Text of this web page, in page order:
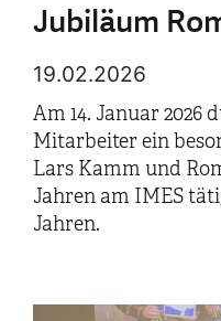
Jubiläum
19.02.2026
Am 14. Januar 2026
Mitarbeiter ein
Lars Kamm und
Jahren am IMES
Jahren.